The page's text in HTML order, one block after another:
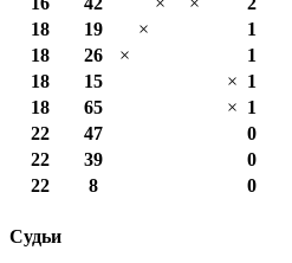
18
19 × 1
18
26 × 1
18
15 × 1
18
65 × 1
22
47 0
22
39 0
22
8 0
Судьи